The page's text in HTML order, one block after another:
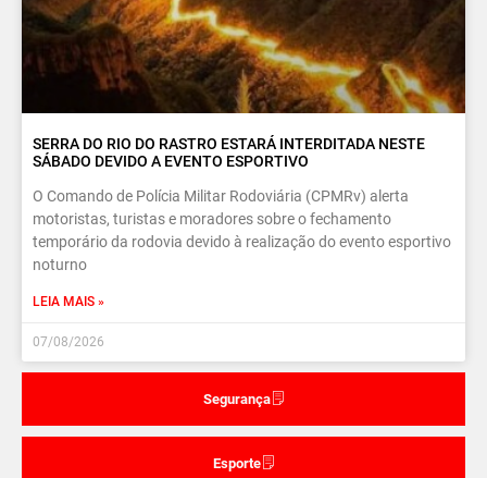
Segurança
Esporte
SERRA DO RIO DO RASTRO ESTARÁ INTERDITADA NESTE
SÁBADO DEVIDO A EVENTO ESPORTIVO
O Comando de Polícia Militar Rodoviária (CPMRv) alerta
motoristas, turistas e moradores sobre o fechamento
temporário da rodovia devido à realização do evento esportivo
noturno
LEIA MAIS »
07/08/2026